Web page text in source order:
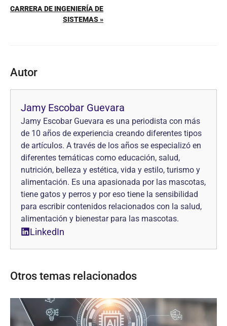
CARRERA DE INGENIERÍA DE
SISTEMAS »
Autor
Jamy Escobar Guevara
Jamy Escobar Guevara es una periodista con más
de 10 años de experiencia creando diferentes tipos
de artículos. A través de los años se especializó en
diferentes temáticas como educación, salud,
nutrición, belleza y estética, vida y estilo, turismo y
alimentación. Es una apasionada por las mascotas,
tiene gatos y perros y por eso tiene la sensibilidad
para escribir contenidos relacionados con la salud,
alimentación y bienestar para las mascotas.
LinkedIn
Otros temas relacionados